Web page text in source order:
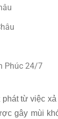
Phúc 24/7
từ việc
gây mùi